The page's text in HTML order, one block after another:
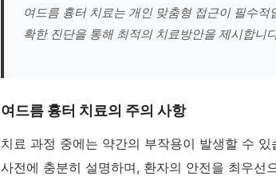
여드름 흉터 치료는 개인 맞춤형 접근이 필수
확한 진단을 통해 최적의 치료방안을 제시합니
여드름 흉터 치료의 주의 사항
치료 과정 중에는 약간의 부작용이 발생할 수 있
사전에 충분히 설명하며, 환자의 안전을 최우선